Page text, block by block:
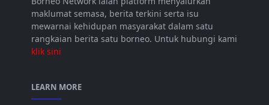
maklumat semasa, berita terkini serta isu
mewarnai kehidupan masyarakat dalam satu
rangkaian berita satu borneo. Untuk hubungi kami
klik sini
LEARN MORE